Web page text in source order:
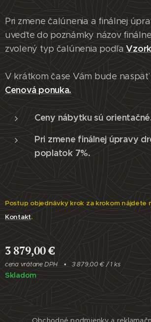
Pri zmene čalúnenia a finálnej
uveďte do poznámky názov
zvolený typ čalúnenia podľa
V krátkom čase Vám bude naspäť
Cenová ponuka.
Ceny nábytku sú
Pri zmene finálnej úpravy
poplatok 7%.
Postup objednávky krok za krokom nájdete
Kontakt.
3 879,00€
cena vrátane DPH 3 879,00 € / 1 ks
Skladom